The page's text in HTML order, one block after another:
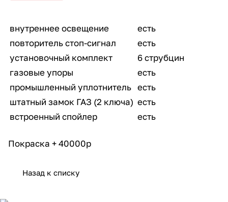
внутреннее освещение
есть
повторитель стоп-сигнал
есть
установочный комплект
6 струбцин
газовые упоры
есть
промышленный уплотнитель есть
штатный замок ГАЗ (2 ключа) есть
встроенный спойлер
есть
Покраска + 40000р
Назад к списку